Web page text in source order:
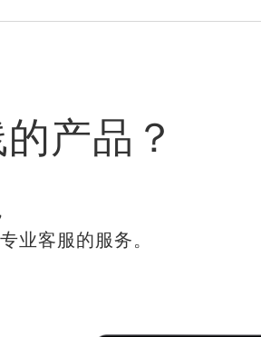
产品？
业客服的服务。